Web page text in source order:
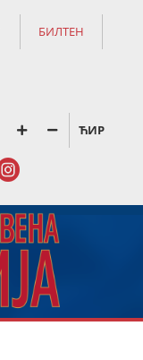
БИЛТЕН
ЋИР